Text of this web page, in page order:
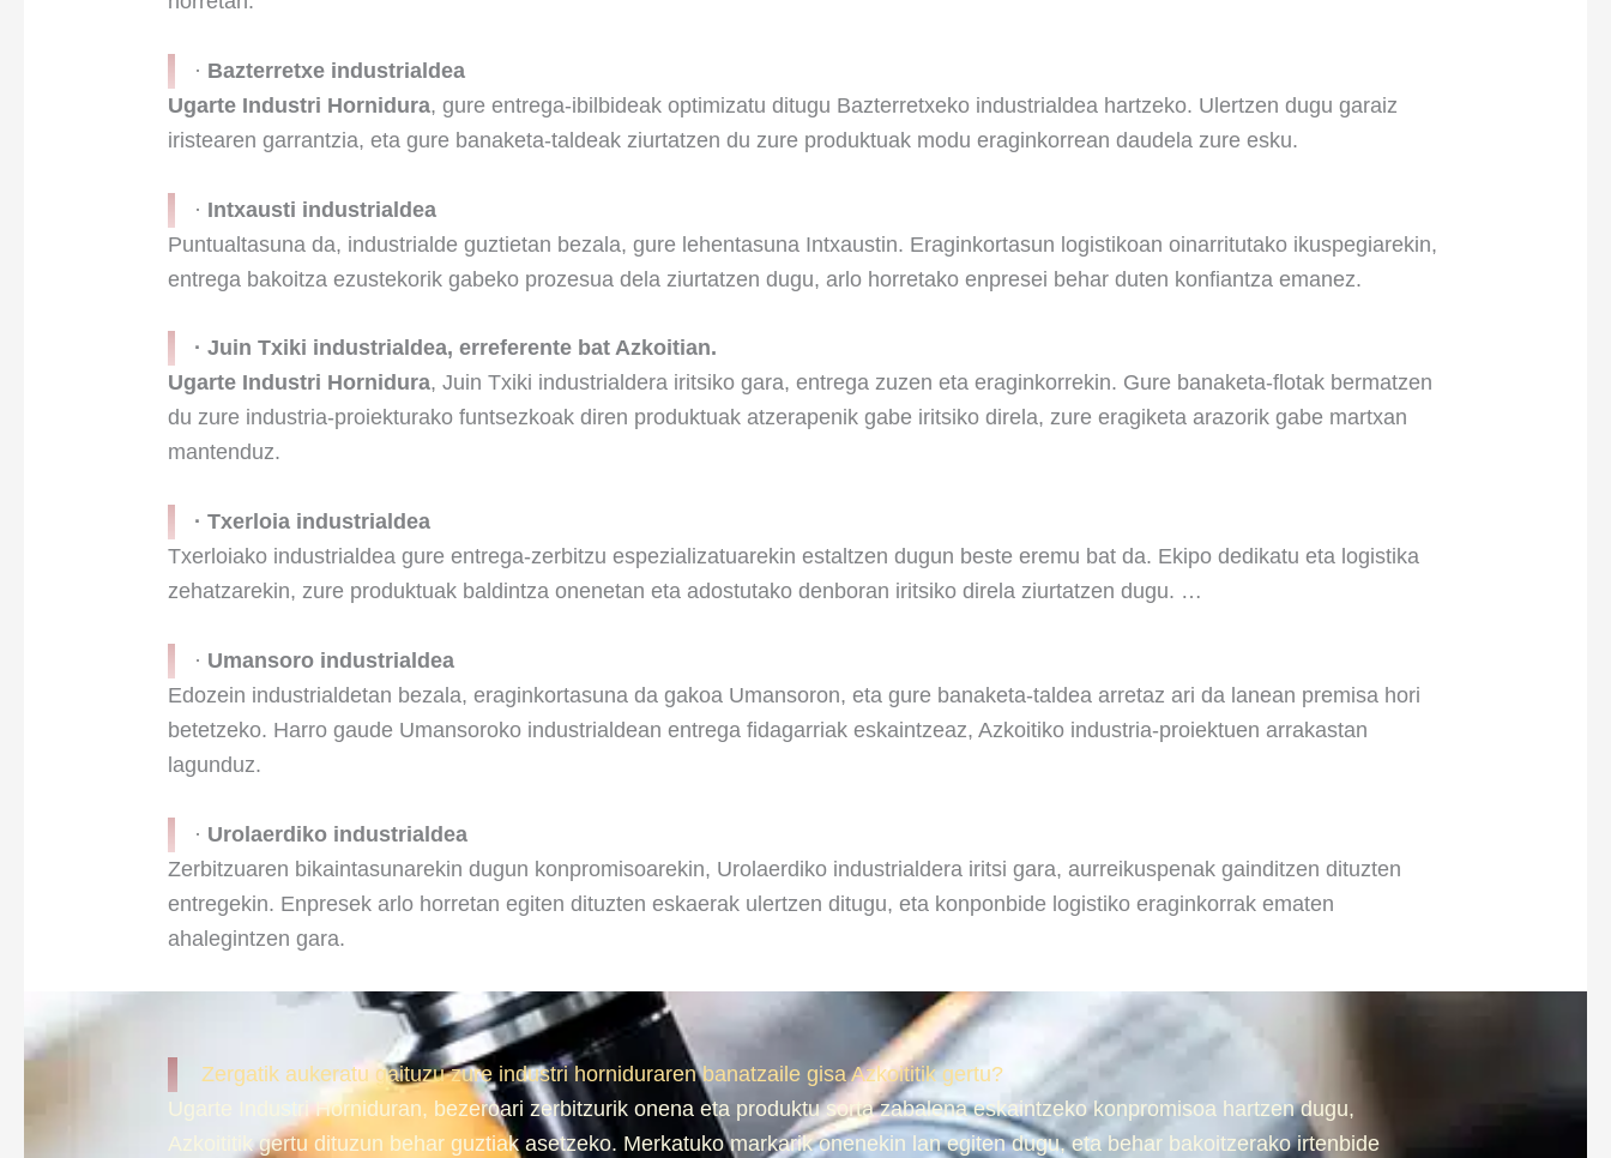
· Bazterretxe industrialdea
Ugarte Industri Hornidura, gure entrega-ibilbideak optimizatu ditugu Bazterretxeko industrialdea hartzeko. Ulertzen dugu garaiz
iristearen garrantzia, eta gure banaketa-taldeak ziurtatzen du zure produktuak modu eraginkorrean daudela zure esku.
· Intxausti industrialdea
Puntualtasuna da, industrialde guztietan bezala, gure lehentasuna Intxaustin. Eraginkortasun logistikoan oinarritutako ikuspegiarekin,
entrega bakoitza ezustekorik gabeko prozesua dela ziurtatzen dugu, arlo horretako enpresei behar duten konfiantza emanez.
· Juin Txiki industrialdea, erreferente bat Azkoitian.
Ugarte Industri Hornidura, Juin Txiki industrialdera iritsiko gara, entrega zuzen eta eraginkorrekin. Gure banaketa-flotak bermatzen
du zure industria-proiekturako funtsezkoak diren produktuak atzerapenik gabe iritsiko direla, zure eragiketa arazorik gabe martxan
mantenduz.
·Txerloia industrialdea
Txerloiako industrialdea gure entrega-zerbitzu espezializatuarekin estaltzen dugun beste eremu bat da. Ekipo dedikatu eta logistika
zehatzarekin, zure produktuak baldintza onenetan eta adostutako denboran iritsiko direla ziurtatzen dugu. …
· Umansoro industrialdea
Edozein industrialdetan bezala, eraginkortasuna da gakoa Umansoron, eta gure banaketa-taldea arretaz ari da lanean premisa hori
betetzeko. Harro gaude Umansoroko industrialdean entrega fidagarriak eskaintzeaz, Azkoitiko industria-proiektuen arrakastan
lagunduz.
· Urolaerdiko industrialdea
Zerbitzuaren bikaintasunarekin dugun konpromisoarekin, Urolaerdiko industrialdera iritsi gara, aurreikuspenak gainditzen dituzten
entregekin. Enpresek arlo horretan egiten dituzten eskaerak ulertzen ditugu, eta konponbide logistiko eraginkorrak ematen
ahalegintzen gara.
Zergatik aukeratu gaituzu zure industri horniduraren banatzaile gisa Azkoititik gertu?
Ugarte Industri Horniduran, bezeroari zerbitzurik onena eta produktu sorta zabalena eskaintzeko konpromisoa hartzen dugu,
Azkoititik gertu dituzun behar guztiak asetzeko. Merkatuko markarik onenekin lan egiten dugu, eta behar bakoitzerako irtenbide